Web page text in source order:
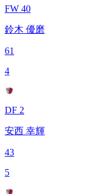
FW 40
鈴木 優磨
61
4
DF 2
安西 幸輝
43
5